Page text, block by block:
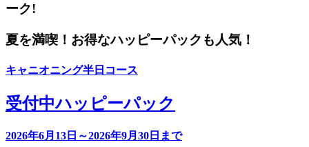
ーク!
夏を満喫！お得なハッピーパックも人気！
キャニオニング半日コース
受付中ハッピーパック
2026年6月13日～2026年9月30日まで